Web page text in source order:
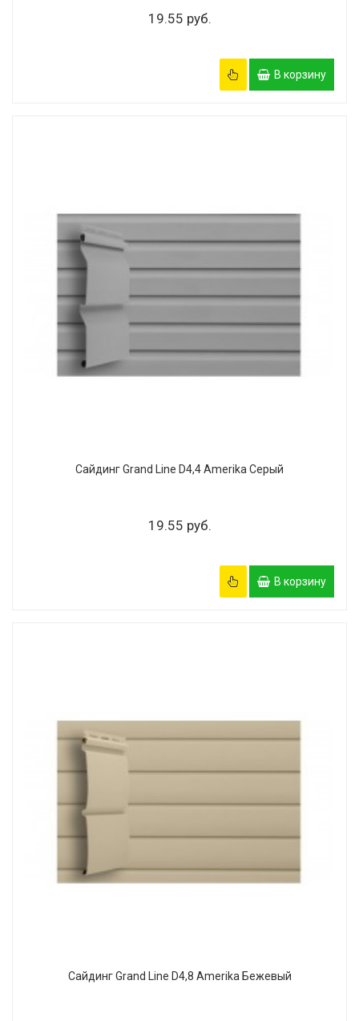
19.55 руб.
В корзину
Сайдинг Grand Line D4,4 Amerika Серый
19.55 руб.
В корзину
Сайдинг Grand Line D4,8 Amerika Бежевый